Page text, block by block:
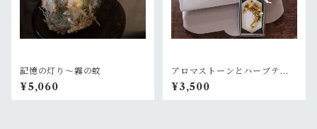
記憶の灯り〜霧の蚊
¥5,060
アロマストーンとハーブティ
ーのギフトセット
¥3,500